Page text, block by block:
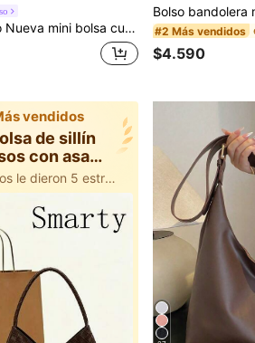
de hombro con patrón de diamantes, costura, bolso de cadena trenzada, pequeño bolso con solapa, bolso cruzado diagonal lindo #2 Más vendidos
$4.590
vendidos
de sillín
con asa
para mu 1k+ usuarios le dieron 5 estrellas